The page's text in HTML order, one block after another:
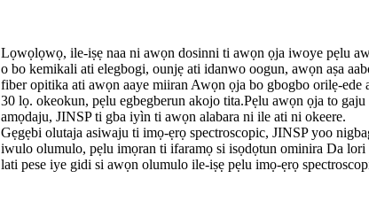
Lọwọlọwọ, ile-iṣẹ naa ni awọn dosinni ti awọn ọja iwoye pẹlu
o bo kemikali ati elegbogi, ounjẹ ati idanwo oogun, awọn aṣa
fiber opitika ati awọn aaye miiran Awọn ọja bo gbogbo orilẹ-ede
30 lọ. okeokun, pẹlu egbegberun akojo tita.Pẹlu awọn ọja to
amọdaju, JINSP ti gba iyìn ti awọn alabara ni ile ati ni okeere.
Gẹgẹbi olutaja asiwaju ti imọ-ẹrọ spectroscopic, JINSP yoo
iwulo olumulo, pẹlu imọran ti ifaramọ si isọdọtun ominira Da
lati pese iye gidi si awọn olumulo ile-iṣẹ pẹlu imọ-ẹrọ